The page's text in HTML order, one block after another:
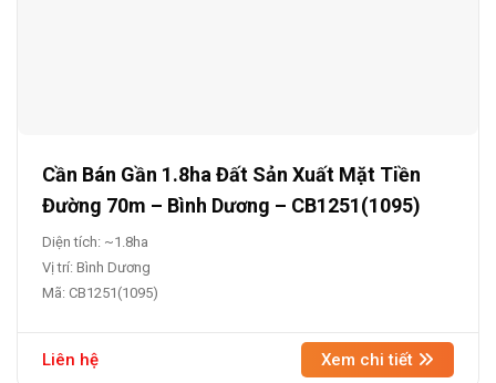
Cần Bán Gần 1.8ha Đất Sản Xuất Mặt Tiền
Đường 70m – Bình Dương – CB1251(1095)
Diện tích: ~1.8ha
Vị trí: Bình Dương
Mã: CB1251(1095)
Liên hệ Xem chi tiết